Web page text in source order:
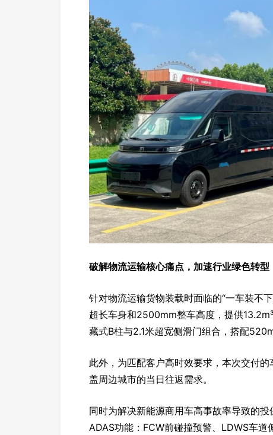
破解物流运输核心痛点，加速行业绿色转型
针对物流运输货物装载时面临的“一车装不
超长车身和2500mm整车高度，提供
藏式B柱与2.1米超宽侧滑门组合，搭配
此外，为匹配客户高时效要求，本次交付
盖周边城市的当日往返需求。
同时为解决新能源商用车高事故率导致的
ADAS功能：FCW前碰撞预警、LDWS车